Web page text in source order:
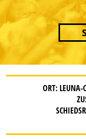
ORT: LEUNA-